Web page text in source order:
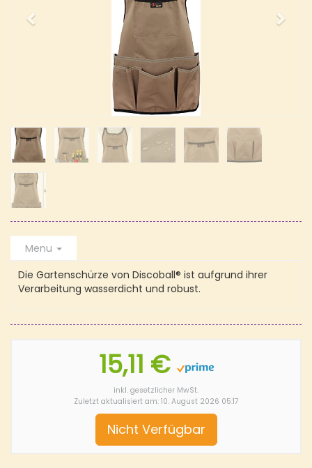
Menu
Die Gartenschürze von Discoball® ist aufgrund ihrer
Verarbeitung wasserdicht und robust.
15,11 €
inkl. gesetzlicher MwSt.
Zuletzt aktualisiert am: 10. August 2026 05:17
Nicht Verfügbar